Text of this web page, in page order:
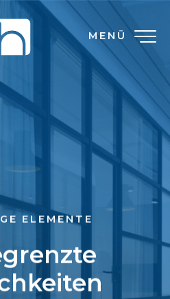
MENÜ
ELEMENTE